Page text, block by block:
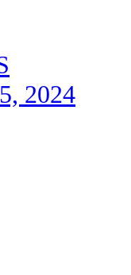
2024